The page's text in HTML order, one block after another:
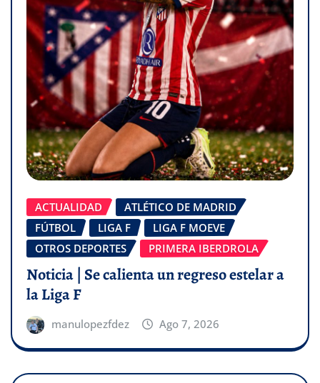
ACTUALIDAD
ATLÉTICO DE MADRID
FÚTBOL
LIGA F
LIGA F MOEVE
OTROS DEPORTES
PRIMERA IBERDROLA
Noticia | Se calienta un regreso estelar a
la Liga F
manulopezfdez Ago 7, 2026